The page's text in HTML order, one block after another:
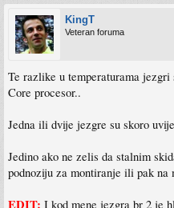
KingT
Veteran foruma
Te razlike u temperaturama
Core procesor..
Jedna ili dvije jezgre su skoro
Jedino ako ne zelis da stalnim
podnoziju za montiranje ili pak na
EDIT: I kod mene jezgra br 2 je